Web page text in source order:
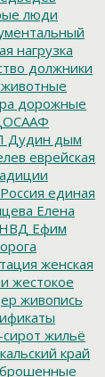
люди
нагрузка
должники
дорожные
Дудин дым
еврейская
единая
Елена
Ефим
женская
жестокое
живопись
жильё
край